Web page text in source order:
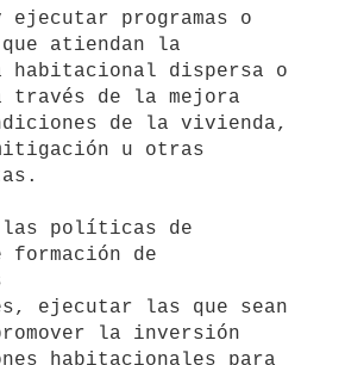
programas o
atiendan la
través de la mejora
u otras
las políticas de
formación de
la inversión